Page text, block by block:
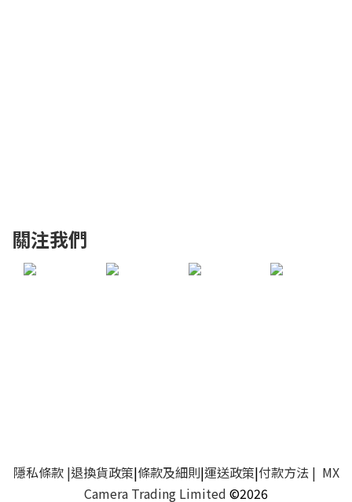
關注我們
隱私條款|退換貨政策|條款及細則|運送政策|付款方法| MX
Camera Trading Limited ©2026